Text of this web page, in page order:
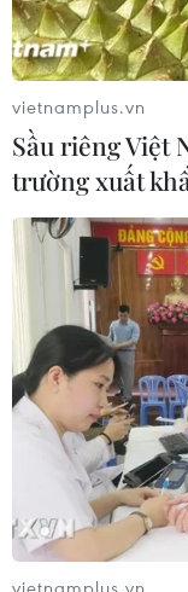
vietnamplus.vn
Sầu riêng Việt
trường xuất
vietnamplus.vn